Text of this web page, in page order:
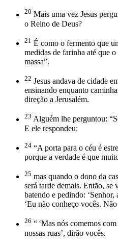
20 Mais uma vez Jesus
o Reino de Deus?
21 É como o fermento que
medidas de farinha até que
massa”.
22 Jesus andava de cidade
ensinando enquanto
direção a Jerusalém.
23 Alguém lhe perguntou:
E ele respondeu:
24 “A porta para o céu é
porque a verdade é que
25 mas quando o dono da
será tarde demais. Então,
batendo e pedindo: ‘Senhor,
‘Eu não conheço vocês.
26 “ ‘Mas nós comemos
nossas ruas’, dirão vocês.